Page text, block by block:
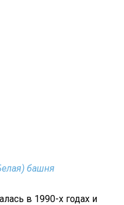
башня
в 1990-х годах и